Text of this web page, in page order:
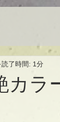
ラ
読了時間: 1分